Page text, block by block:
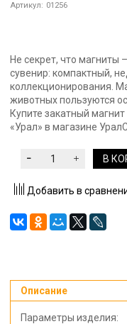
Артикул: 01256
Не секрет, что магниты
сувенир: компактный,
коллекционирования.
животных пользуются
Купите закатный
«Урал» в магазине
В
Добавить в
Описание
Параметры изделия: